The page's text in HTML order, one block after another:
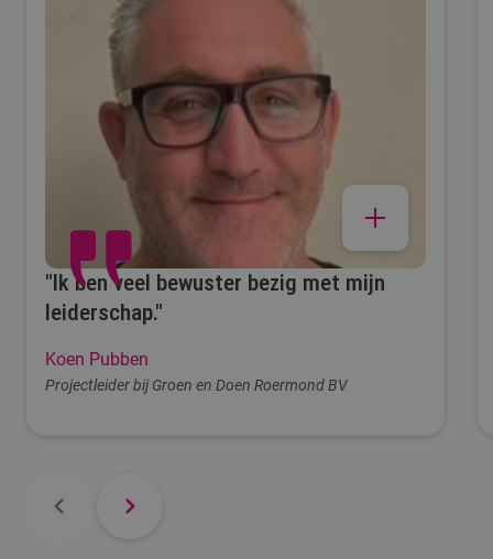
Presentatie
Praktijk Coaching
Introductiegesprek op basis van eerste
opdracht en werkomgeving
Evaluatiegesprekken (feedback/feedforward)
met trainer en medecursisten
Eindgesprek met visieontwikkeling
"Ik ben veel bewuster bezig met mijn
leiderschap."
Koen Pubben
Projectleider bij Groen en Doen Roermond BV